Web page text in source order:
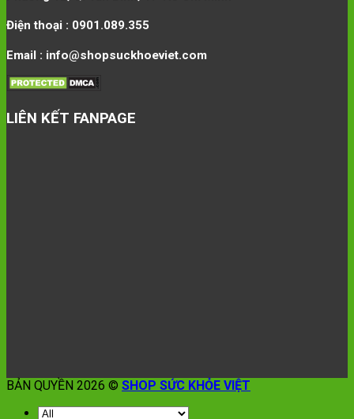
Điện thoại : 0901.089.355
Email : info@shopsuckhoeviet.com
LIÊN KẾT FANPAGE
BẢN QUYỀN 2026 © SHOP SỨC KHỎE VIỆT